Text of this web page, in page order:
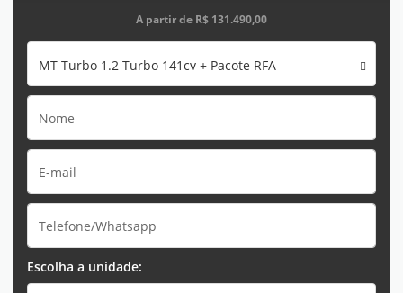
A partir de R$ 131.490,00
MT Turbo 1.2 Turbo 141cv + Pacote RFA
Escolha a unidade: